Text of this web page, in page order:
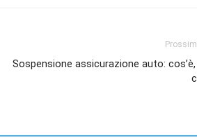
Sospensione assicurazione auto: